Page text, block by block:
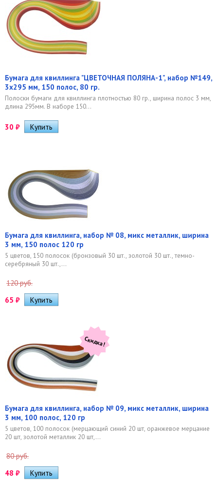
Бумага для квиллинга "ЦВЕТОЧНАЯ ПОЛЯНА-1", набор №149,
3х295 мм, 150 полос, 80 гр.
Полоски бумаги для квиллинга плотностью 80 гр., ширина полос 3 мм,
длина 295мм. В наборе 150...
30 ₽
Бумага для квиллинга, набор № 08, микс металлик, ширина
3 мм, 150 полос 120 гр
5 цветов, 150 полосок (бронзовый 30 шт., золотой 30 шт., темно-
серебряный 30 шт.,...
120 руб.
65 ₽
Скидка!
Бумага для квиллинга, набор № 09, микс металлик, ширина
3 мм, 100 полос, 120 гр
5 цветов, 100 полосок (мерцающий синий 20 шт, оранжевое мерцание
20 шт, золотой металлик 20 шт,...
80 руб.
48 ₽